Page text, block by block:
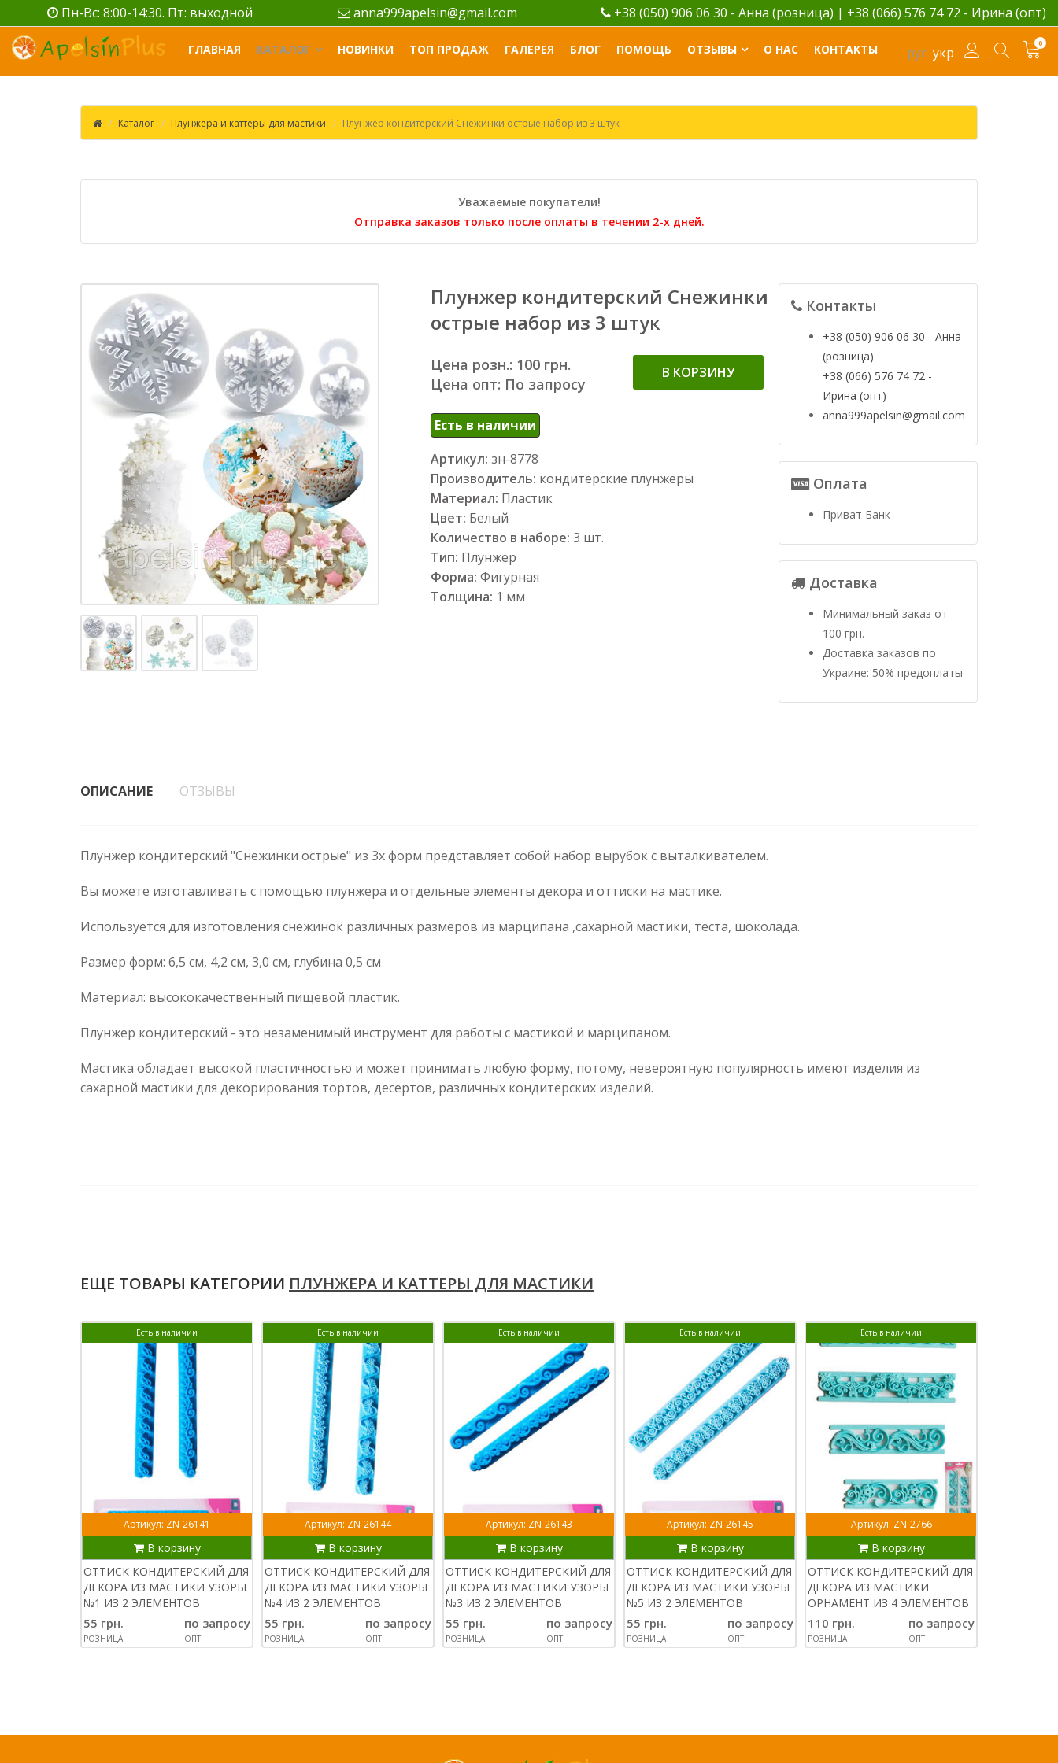
Пн-Вс: 8:00-14:30. Пт: выходной anna999apelsin@gmail.com +38 (050) 906 06 30 - Анна (розница) | +38 (066) 576 74 72 - Ирина (опт)
рус укр
0
ГЛАВНАЯ КАТАЛОГ НОВИНКИ ТОП ПРОДАЖ ГАЛЕРЕЯ БЛОГ ПОМОЩЬ ОТЗЫВЫ О НАС КОНТАКТЫ
Каталог Плунжера и каттеры для мастики Плунжер кондитерский Снежинки острые набор из 3 штук
Уважаемые покупатели!
Отправка заказов только после оплаты в течении 2-х дней.
Плунжер кондитерский Снежинки
острые набор из 3 штук
Цена розн.: 100 грн.
Цена опт: По запросу
В КОРЗИНУ
Есть в наличии
Артикул: зн-8778
Производитель: кондитерские плунжеры
Материал: Пластик
Цвет: Белый
Количество в наборе: 3 шт.
Тип: Плунжер
Форма: Фигурная
Толщина: 1 мм
Контакты
+38 (050) 906 06 30 - Анна
(розница)
+38 (066) 576 74 72 -
Ирина (опт)
anna999apelsin@gmail.com
Оплата
Приват Банк
Доставка
Минимальный заказ от
100 грн.
Доставка заказов по
Украине: 50% предоплаты
ОПИСАНИЕ ОТЗЫВЫ
Плунжер кондитерский "Снежинки острые" из 3х форм представляет собой набор вырубок с выталкивателем.
Вы можете изготавливать с помощью плунжера и отдельные элементы декора и оттиски на мастике.
Используется для изготовления снежинок различных размеров из марципана ,сахарной мастики, теста, шоколада.
Размер форм: 6,5 см, 4,2 см, 3,0 см, глубина 0,5 см
Материал: высококачественный пищевой пластик.
Плунжер кондитерский - это незаменимый инструмент для работы с мастикой и марципаном.
Мастика обладает высокой пластичностью и может принимать любую форму, потому, невероятную популярность имеют изделия из
сахарной мастики для декорирования тортов, десертов, различных кондитерских изделий.
ЕЩЕ ТОВАРЫ КАТЕГОРИИ ПЛУНЖЕРА И КАТТЕРЫ ДЛЯ МАСТИКИ
Есть в наличии
Артикул: ZN-26141
В корзину
ОТТИСК КОНДИТЕРСКИЙ ДЛЯ
ДЕКОРА ИЗ МАСТИКИ УЗОРЫ
№1 ИЗ 2 ЭЛЕМЕНТОВ
55 грн.
РОЗНИЦА
по запросу
ОПТ
Есть в наличии
Артикул: ZN-26144
В корзину
ОТТИСК КОНДИТЕРСКИЙ ДЛЯ
ДЕКОРА ИЗ МАСТИКИ УЗОРЫ
№4 ИЗ 2 ЭЛЕМЕНТОВ
55 грн.
РОЗНИЦА
по запросу
ОПТ
Есть в наличии
Артикул: ZN-26143
В корзину
ОТТИСК КОНДИТЕРСКИЙ ДЛЯ
ДЕКОРА ИЗ МАСТИКИ УЗОРЫ
№3 ИЗ 2 ЭЛЕМЕНТОВ
55 грн.
РОЗНИЦА
по запросу
ОПТ
Есть в наличии
Артикул: ZN-26145
В корзину
ОТТИСК КОНДИТЕРСКИЙ ДЛЯ
ДЕКОРА ИЗ МАСТИКИ УЗОРЫ
№5 ИЗ 2 ЭЛЕМЕНТОВ
55 грн.
РОЗНИЦА
по запросу
ОПТ
Есть в наличии
Артикул: ZN-2766
В корзину
ОТТИСК КОНДИТЕРСКИЙ ДЛЯ
ДЕКОРА ИЗ МАСТИКИ
ОРНАМЕНТ ИЗ 4 ЭЛЕМЕНТОВ
110 грн.
РОЗНИЦА
по запросу
ОПТ